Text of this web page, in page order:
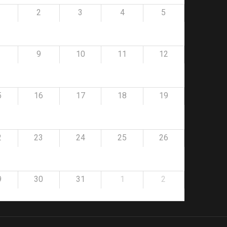
2 3 4 5
9 10 11 12
16 17 18 19
23 24 25 26
30 31 1 2